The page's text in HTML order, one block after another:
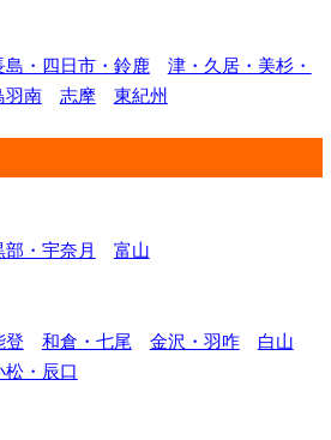
島・四日市・鈴鹿
津・久居・美杉・
羽南 志摩 東紀州
・宇奈月 富山
登 和倉・七尾 金沢・羽咋
白山
松・辰口